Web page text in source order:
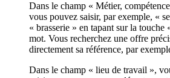
Dans le champ « Métier,
vous pouvez saisir, par exemple, «
« brasserie » en tapant sur la touche
mot. Vous recherchez une offre
directement sa référence, par
Dans le champ « lieu de travail »,